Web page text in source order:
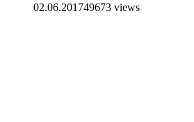
02.06.201749673 views